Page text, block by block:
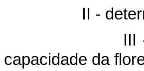
intensidade
capacidade da